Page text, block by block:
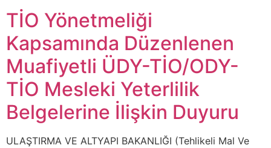
TİO Yönetmeliği
Kapsamında Düzenlenen
Muafiyetli ÜDY-TİO/ODY-
TİO Mesleki Yeterlilik
Belgelerine İlişkin Duyuru
ULAŞTIRMA VE ALTYAPI BAKANLIĞI (Tehlikeli Mal Ve